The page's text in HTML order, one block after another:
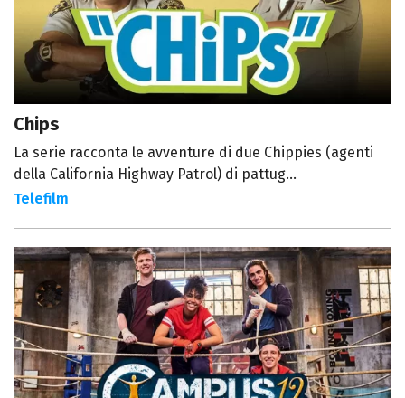
Chips
La serie racconta le avventure di due Chippies (agenti
della California Highway Patrol) di pattug...
Telefilm